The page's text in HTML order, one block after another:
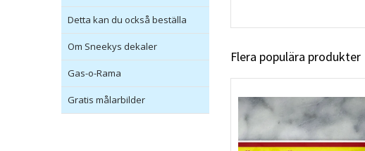
Detta kan du också beställa
Om Sneekys dekaler
Gas-o-Rama
Gratis målarbilder
Flera populära produkter